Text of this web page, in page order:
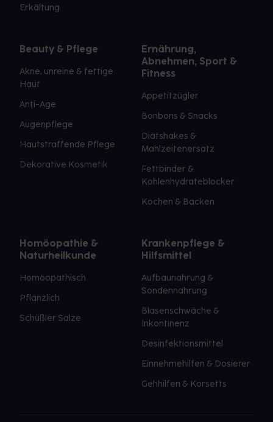
Erkältung
Beauty & Pflege
Akne, unreine & fettige
Haut
Anti-Age
Augenpflege
Hautstraffende Pflege
Dekorative Kosmetik
Ernährung,
Abnehmen, Sport &
Fitness
Appetitzügler
Bonbons & Snacks
Diätshakes &
Mahlzeitenersatz
Fettbinder &
Kohlenhydrateblocker
Kochen & Backen
Homöopathie &
Naturheilkunde
Homöopathisch
Pflanzlich
Schüßler Salze
Krankenpflege &
Hilfsmittel
Aufbaunahrung &
Sondennahrung
Blasenschwäche &
Inkontinenz
Desinfektionsmittel
Einnehmehilfen & Dosierer
Gehhilfen & Korsetts